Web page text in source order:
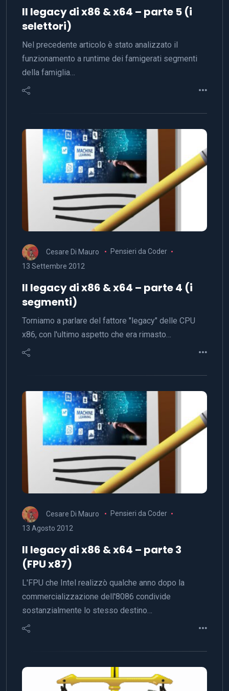
Il legacy di x86 & x64 – parte 5 (i
selettori)
Nel precedente articolo è stato analizzato il
funzionamento a runtime dei famigerati segmenti
della famiglia…
Cesare Di Mauro
Pensieri da Coder
13 Settembre 2012
Il legacy di x86 & x64 – parte 4 (i
segmenti)
Torniamo a parlare del fattore "legacy" delle CPU
x86, con l'ultimo aspetto che era rimasto…
Cesare Di Mauro
Pensieri da Coder
13 Agosto 2012
Il legacy di x86 & x64 – parte 3
(FPU x87)
L'FPU che Intel realizzò qualche anno dopo la
commercializzazione dell'8086 condivide
sostanzialmente lo stesso destino…